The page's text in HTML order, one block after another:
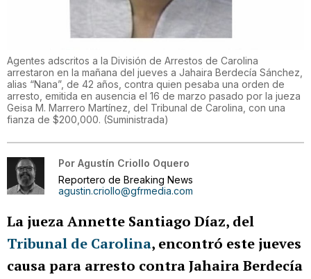
Agentes adscritos a la División de Arrestos de Carolina
arrestaron en la mañana del jueves a Jahaira Berdecía Sánchez,
alias “Nana”, de 42 años, contra quien pesaba una orden de
arresto, emitida en ausencia el 16 de marzo pasado por la jueza
Geisa M. Marrero Martínez, del Tribunal de Carolina, con una
fianza de $200,000. (Suministrada)
Por Agustín Criollo Oquero
Reportero de Breaking News
agustin.criollo@gfrmedia.com
La jueza Annette Santiago Díaz, del
Tribunal de Carolina, encontró este jueves
causa para arresto contra Jahaira Berdecía